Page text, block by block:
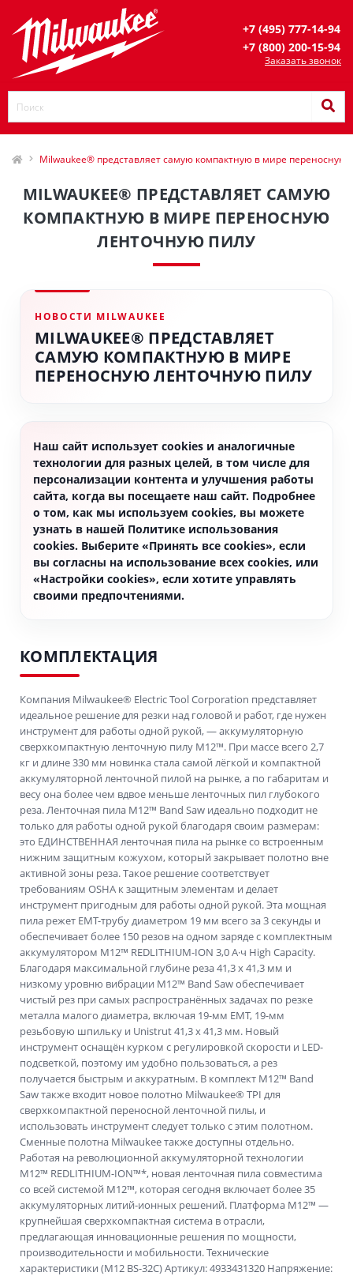
+7 (495) 777-14-94
+7 (800) 200-15-94
Заказать звонок
Milwaukee® представляет самую компактную в мире переносную
MILWAUKEE® ПРЕДСТАВЛЯЕТ САМУЮ
КОМПАКТНУЮ В МИРЕ ПЕРЕНОСНУЮ
ЛЕНТОЧНУЮ ПИЛУ
НОВОСТИ MILWAUKEE
MILWAUKEE® ПРЕДСТАВЛЯЕТ
САМУЮ КОМПАКТНУЮ В МИРЕ
ПЕРЕНОСНУЮ ЛЕНТОЧНУЮ ПИЛУ
Наш сайт использует cookies и аналогичные
технологии для разных целей, в том числе для
персонализации контента и улучшения работы
сайта, когда вы посещаете наш сайт. Подробнее
о том, как мы используем cookies, вы можете
узнать в нашей Политике использования
cookies. Выберите «Принять все cookies», если
вы согласны на использование всех cookies, или
«Настройки cookies», если хотите управлять
своими предпочтениями.
КОМПЛЕКТАЦИЯ
Компания Milwaukee® Electric Tool Corporation представляет
идеальное решение для резки над головой и работ, где нужен
инструмент для работы одной рукой, — аккумуляторную
сверхкомпактную ленточную пилу M12™. При массе всего 2,7
кг и длине 330 мм новинка стала самой лёгкой и компактной
аккумуляторной ленточной пилой на рынке, а по габаритам и
весу она более чем вдвое меньше ленточных пил глубокого
реза. Ленточная пила M12™ Band Saw идеально подходит не
только для работы одной рукой благодаря своим размерам:
это ЕДИНСТВЕННАЯ ленточная пила на рынке со встроенным
нижним защитным кожухом, который закрывает полотно вне
активной зоны реза. Такое решение соответствует
требованиям OSHA к защитным элементам и делает
инструмент пригодным для работы одной рукой. Эта мощная
пила режет EMT-трубу диаметром 19 мм всего за 3 секунды и
обеспечивает более 150 резов на одном заряде с комплектным
аккумулятором M12™ REDLITHIUM-ION 3,0 А·ч High Capacity.
Благодаря максимальной глубине реза 41,3 x 41,3 мм и
низкому уровню вибрации M12™ Band Saw обеспечивает
чистый рез при самых распространённых задачах по резке
металла малого диаметра, включая 19-мм EMT, 19-мм
резьбовую шпильку и Unistrut 41,3 x 41,3 мм. Новый
инструмент оснащён курком с регулировкой скорости и LED-
подсветкой, поэтому им удобно пользоваться, а рез
получается быстрым и аккуратным. В комплект M12™ Band
Saw также входит новое полотно Milwaukee® TPI для
сверхкомпактной переносной ленточной пилы, и
использовать инструмент следует только с этим полотном.
Сменные полотна Milwaukee также доступны отдельно.
Работая на революционной аккумуляторной технологии
M12™ REDLITHIUM-ION™*, новая ленточная пила совместима
со всей системой M12™, которая сегодня включает более 35
аккумуляторных литий-ионных решений. Платформа M12™ —
крупнейшая сверхкомпактная система в отрасли,
предлагающая инновационные решения по мощности,
производительности и мобильности. Технические
характеристики (M12 BS-32C) Артикул: 4933431320 Напряжение: